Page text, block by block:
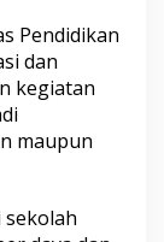
Pendidikan
dan
kegiatan
maupun
sekolah